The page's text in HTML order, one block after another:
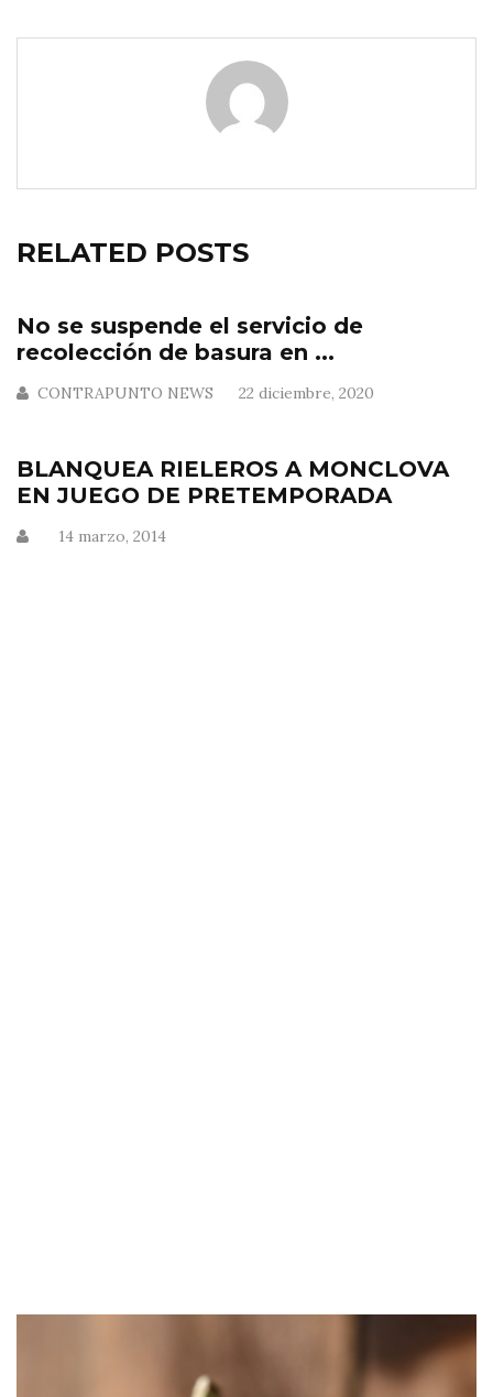
RELATED POSTS
No se suspende el servicio de
recolección de basura en ...
CONTRAPUNTO NEWS 22 diciembre, 2020
BLANQUEA RIELEROS A MONCLOVA
EN JUEGO DE PRETEMPORADA
14 marzo, 2014